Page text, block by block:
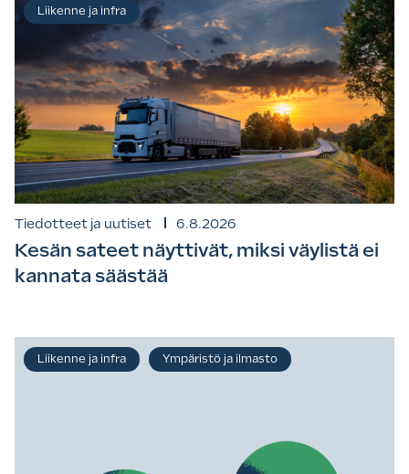
Tiedotteet ja uutiset 6.8.2026
Kesän sateet näyttivät, miksi väylistä ei
kannata säästää
Liikenne ja infra
Liikenne ja infra Ympäristö ja ilmasto